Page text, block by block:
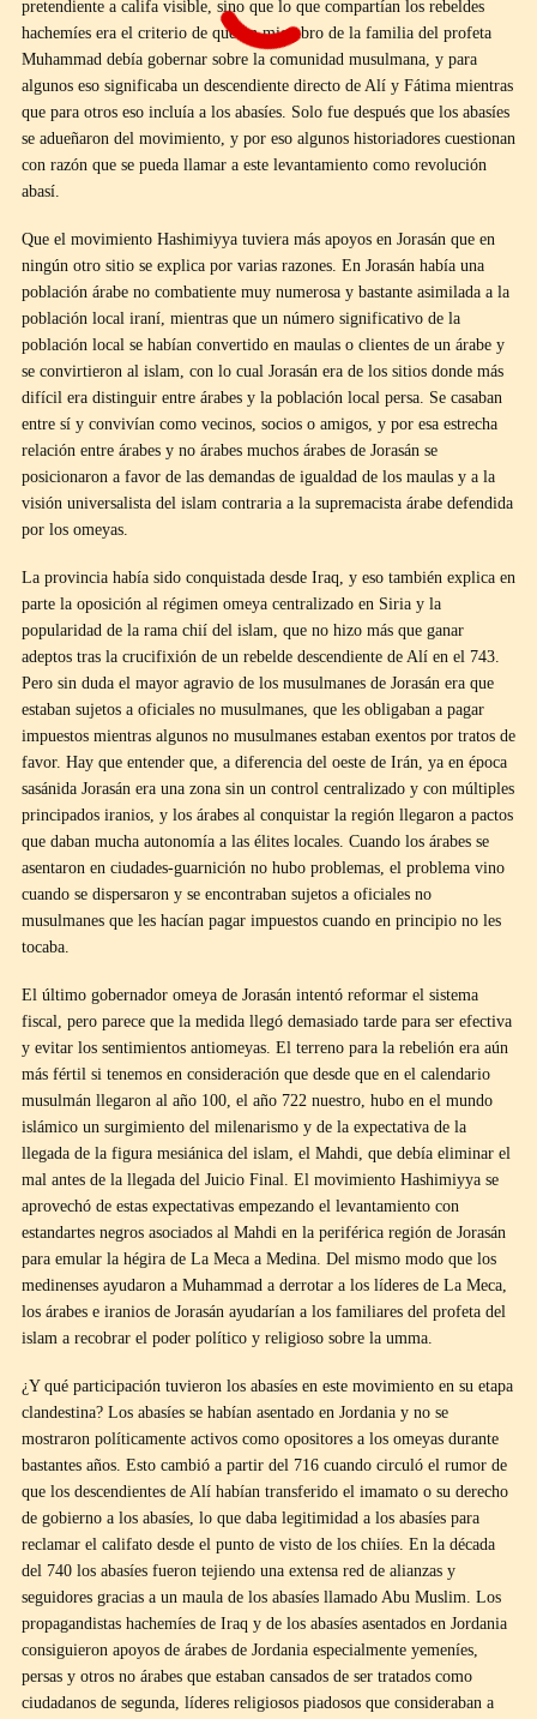
pretendiente a califa visible, sino que lo que compartían los rebeldes
hachemíes era el criterio de que un miembro de la familia del profeta
Muhammad debía gobernar sobre la comunidad musulmana, y para
algunos eso significaba un descendiente directo de Alí y Fátima mientras
que para otros eso incluía a los abasíes. Solo fue después que los abasíes
se adueñaron del movimiento, y por eso algunos historiadores cuestionan
con razón que se pueda llamar a este levantamiento como revolución
abasí.
Que el movimiento Hashimiyya tuviera más apoyos en Jorasán que en
ningún otro sitio se explica por varias razones. En Jorasán había una
población árabe no combatiente muy numerosa y bastante asimilada a la
población local iraní, mientras que un número significativo de la
población local se habían convertido en maulas o clientes de un árabe y
se convirtieron al islam, con lo cual Jorasán era de los sitios donde más
difícil era distinguir entre árabes y la población local persa. Se casaban
entre sí y convivían como vecinos, socios o amigos, y por esa estrecha
relación entre árabes y no árabes muchos árabes de Jorasán se
posicionaron a favor de las demandas de igualdad de los maulas y a la
visión universalista del islam contraria a la supremacista árabe defendida
por los omeyas.
La provincia había sido conquistada desde Iraq, y eso también explica en
parte la oposición al régimen omeya centralizado en Siria y la
popularidad de la rama chií del islam, que no hizo más que ganar
adeptos tras la crucifixión de un rebelde descendiente de Alí en el 743.
Pero sin duda el mayor agravio de los musulmanes de Jorasán era que
estaban sujetos a oficiales no musulmanes, que les obligaban a pagar
impuestos mientras algunos no musulmanes estaban exentos por tratos de
favor. Hay que entender que, a diferencia del oeste de Irán, ya en época
sasánida Jorasán era una zona sin un control centralizado y con múltiples
principados iranios, y los árabes al conquistar la región llegaron a pactos
que daban mucha autonomía a las élites locales. Cuando los árabes se
asentaron en ciudades-guarnición no hubo problemas, el problema vino
cuando se dispersaron y se encontraban sujetos a oficiales no
musulmanes que les hacían pagar impuestos cuando en principio no les
tocaba.
El último gobernador omeya de Jorasán intentó reformar el sistema
fiscal, pero parece que la medida llegó demasiado tarde para ser efectiva
y evitar los sentimientos antiomeyas. El terreno para la rebelión era aún
más fértil si tenemos en consideración que desde que en el calendario
musulmán llegaron al año 100, el año 722 nuestro, hubo en el mundo
islámico un surgimiento del milenarismo y de la expectativa de la
llegada de la figura mesiánica del islam, el Mahdi, que debía eliminar el
mal antes de la llegada del Juicio Final. El movimiento Hashimiyya se
aprovechó de estas expectativas empezando el levantamiento con
estandartes negros asociados al Mahdi en la periférica región de Jorasán
para emular la hégira de La Meca a Medina. Del mismo modo que los
medinenses ayudaron a Muhammad a derrotar a los líderes de La Meca,
los árabes e iranios de Jorasán ayudarían a los familiares del profeta del
islam a recobrar el poder político y religioso sobre la umma.
¿Y qué participación tuvieron los abasíes en este movimiento en su etapa
clandestina? Los abasíes se habían asentado en Jordania y no se
mostraron políticamente activos como opositores a los omeyas durante
bastantes años. Esto cambió a partir del 716 cuando circuló el rumor de
que los descendientes de Alí habían transferido el imamato o su derecho
de gobierno a los abasíes, lo que daba legitimidad a los abasíes para
reclamar el califato desde el punto de visto de los chiíes. En la década
del 740 los abasíes fueron tejiendo una extensa red de alianzas y
seguidores gracias a un maula de los abasíes llamado Abu Muslim. Los
propagandistas hachemíes de Iraq y de los abasíes asentados en Jordania
consiguieron apoyos de árabes de Jordania especialmente yemeníes,
persas y otros no árabes que estaban cansados de ser tratados como
ciudadanos de segunda, líderes religiosos piadosos que consideraban a